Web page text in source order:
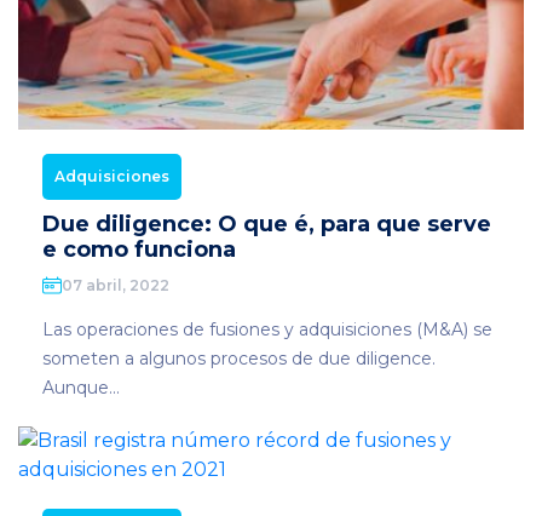
Adquisiciones
Due diligence: O que é, para que serve
e como funciona
07 abril, 2022
Las operaciones de fusiones y adquisiciones (M&A) se
someten a algunos procesos de due diligence.
Aunque...